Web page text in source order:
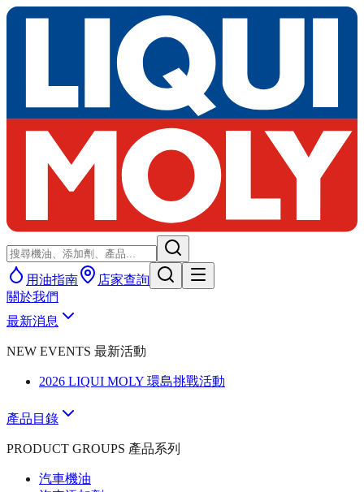
用油指南
店家查詢
關於我們
最新消息
NEW EVENTS 最新活動
2026 LIQUI MOLY 環島挑戰活動
產品目錄
PRODUCT GROUPS 產品系列
汽車機油